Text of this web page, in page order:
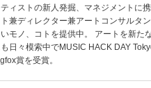
ィストの新人発掘、マネジメントに
兼ディレクター兼アートコンサルタ
いモノ、コトを提供中。 アートを新た
日々模索中でMUSIC HACK DAY
賞を受賞。